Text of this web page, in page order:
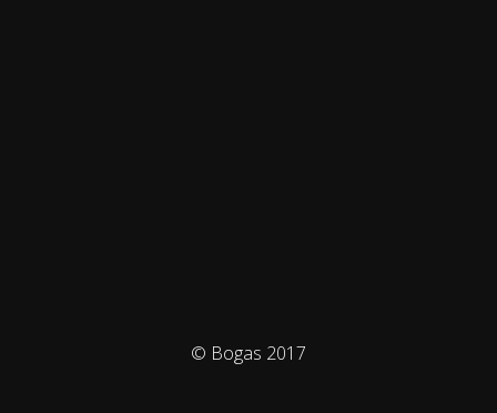
© Bogas 2017